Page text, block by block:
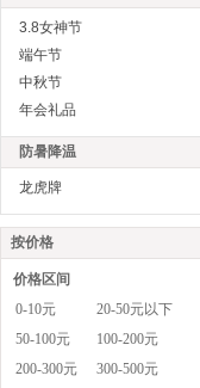
3.8女神节
端午节
中秋节
年会礼品
防暑降温
龙虎牌
按价格
价格区间
0-10元
20-50元以下
50-100元
100-200元
200-300元
300-500元